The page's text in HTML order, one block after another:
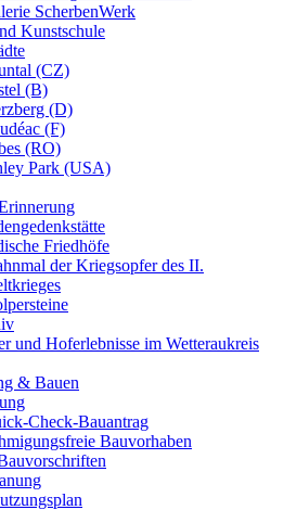
ScherbenWerk
Kunstschule
(CZ)
(B)
(D)
(F)
(RO)
Park (USA)
Friedhöfe
der Kriegsopfer des II.
und Hoferlebnisse im Wetteraukreis
& Bauen
Check-Bauantrag
Bauvorhaben